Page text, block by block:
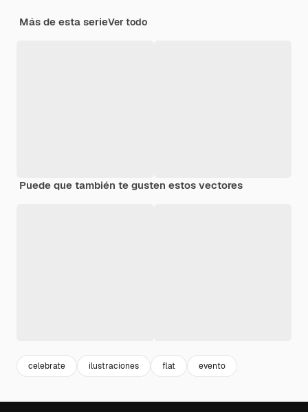
Más de esta serieVer todo
Puede que también te gusten estos vectores
celebrate ilustraciones flat evento